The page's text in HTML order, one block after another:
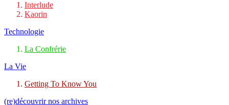
Interlude
Kaorin
Technologie
La Confrérie
La Vie
Getting To Know You
(re)découvrir nos archives